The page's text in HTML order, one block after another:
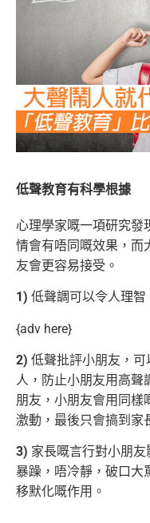
低聲教育有科學根據
心理學家嘅一項研究發
情會有唔同嘅效果，而
友會更容易接受。
1) 低聲調可以令人理智
{adv here}
2) 低聲批評小朋友，可
人，防止小朋友用高聲
朋友，小朋友會用同樣
激動，最後只會搞到家
3) 家長嘅言行對小朋
暴躁，唔冷靜，破口大
移默化嘅作用。